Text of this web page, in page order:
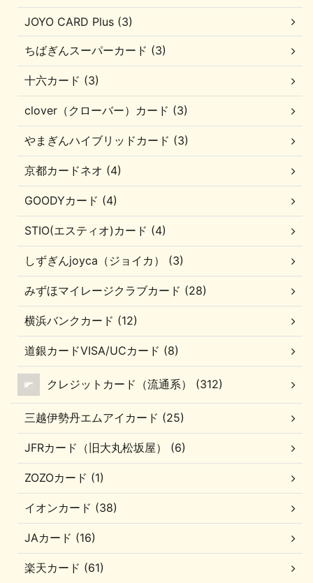
JOYO CARD Plus (3)
ちばぎんスーパーカード (3)
十六カード (3)
clover（クローバー）カード (3)
やまぎんハイブリッドカード (3)
京都カードネオ (4)
GOODYカード (4)
STIO(エスティオ)カード (4)
しずぎんjoyca（ジョイカ） (3)
みずほマイレージクラブカード (28)
横浜バンクカード (12)
道銀カードVISA/UCカード (8)
クレジットカード（流通系） (312)
三越伊勢丹エムアイカード (25)
JFRカード（旧大丸松坂屋） (6)
ZOZOカード (1)
イオンカード (38)
JAカード (16)
楽天カード (61)